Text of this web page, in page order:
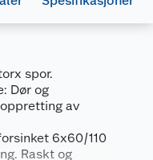
spor.
Dør og
av
6x60/110
Raskt og
7034352417592
241759